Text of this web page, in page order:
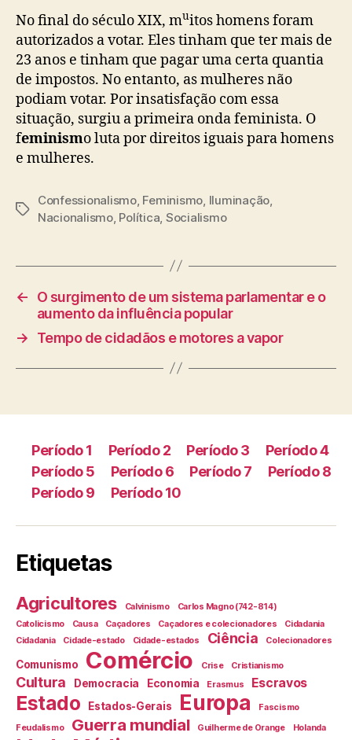
No final do século XIX, muitos homens foram
autorizados a votar. Eles tinham que ter mais de
23 anos e tinham que pagar uma certa quantia
de impostos. No entanto, as mulheres não
podiam votar. Por insatisfação com essa
situação, surgiu a primeira onda feminista. O
feminismo luta por direitos iguais para homens
e mulheres.
Etiquetas
Confessionalismo, Feminismo Iluminação
Nacionalismo, Política Socialismo
←
O surgimento de um sistema parlamentar e o
aumento da influência popular
→
Tempo de cidadãos e motores a vapor
Período 1 Período 2 Período 3
Período 4
Período 5
Período 6 Período 7
Período 8
Período 9
Período 10
Etiquetas
Agricultores Calvinismo
Carlos Magno (742-814)
Catolicismo
Causa Caçadores Caçadores e colecionadores
Cidadania
Cidadania
Cidade-estado Cidade-estados Ciência Colecionadores
Comunismo Comércio Crise Cristianismo
Cultura Democracia Economia Erasmus Escravos
Estado Estados-Gerais Europa
Fascismo
Feudalismo
Guerra mundial Guilherme de Orange Holanda